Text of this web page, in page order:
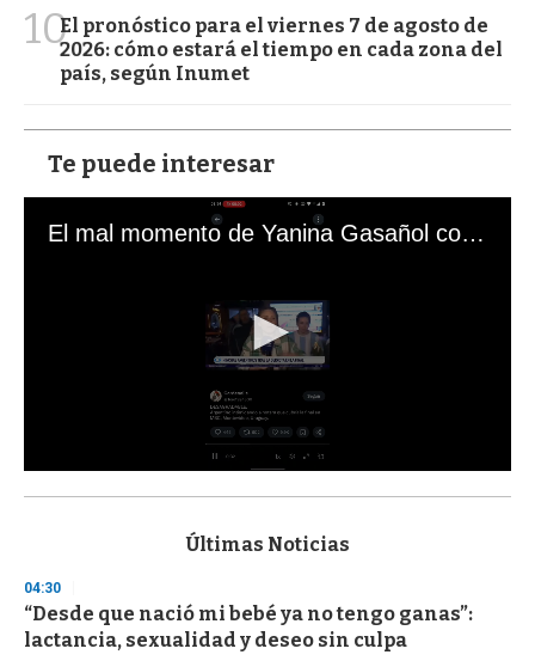
10El pronóstico para el viernes 7 de agosto de
2026: cómo estará el tiempo en cada zona del
país, según Inumet
Te puede interesar
El mal momento de Yanina Gasañol con un hincha argentino en "Subrayado"
s
d
s
o
f
Últimas Noticias
04:30
“Desde que nació mi bebé ya no tengo ganas”:
lactancia, sexualidad y deseo sin culpa